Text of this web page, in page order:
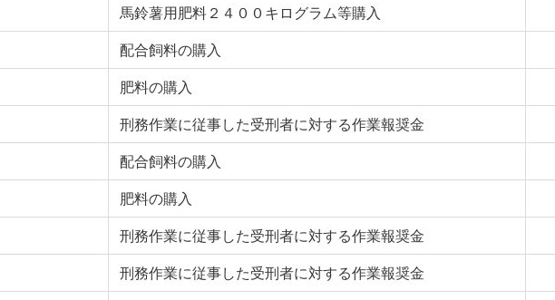
馬鈴薯用肥料２４００キログラム等購入
配合飼料の購入
肥料の購入
刑務作業に従事した受刑者に対する作業報奨金
配合飼料の購入
肥料の購入
刑務作業に従事した受刑者に対する作業報奨金
刑務作業に従事した受刑者に対する作業報奨金